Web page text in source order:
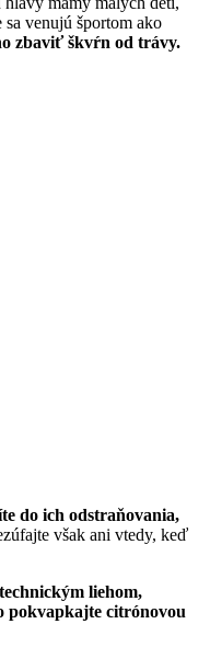
sa venujú športom ako
zbaviť škvŕn od trávy.
do ich odstraňovania,
však ani vtedy, keď
liehom,
pokvapkajte citrónovou